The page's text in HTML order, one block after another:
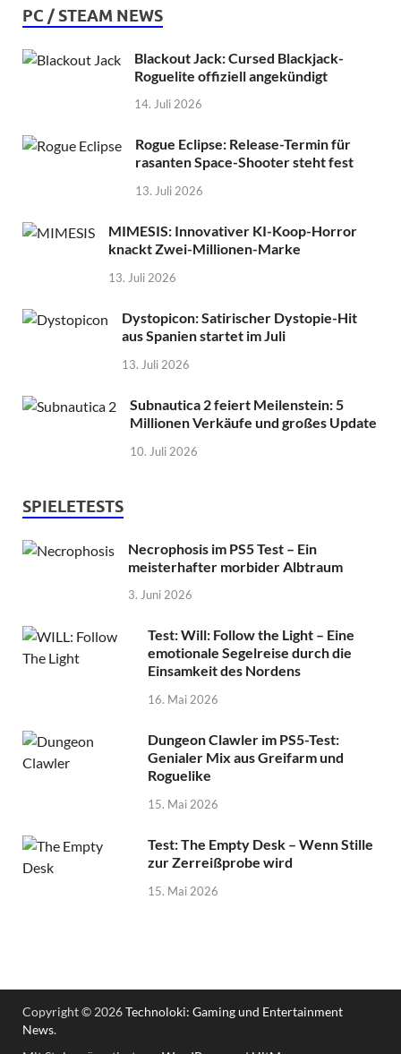
PC / STEAM NEWS
Blackout Jack: Cursed Blackjack-
Roguelite offiziell angekündigt
14. Juli 2026
Rogue Eclipse: Release-Termin für
rasanten Space-Shooter steht fest
13. Juli 2026
MIMESIS: Innovativer KI-Koop-Horror
knackt Zwei-Millionen-Marke
13. Juli 2026
Dystopicon: Satirischer Dystopie-Hit
aus Spanien startet im Juli
13. Juli 2026
Subnautica 2 feiert Meilenstein: 5
Millionen Verkäufe und großes Update
10. Juli 2026
SPIELETESTS
Necrophosis im PS5 Test – Ein
meisterhafter morbider Albtraum
3. Juni 2026
Test: Will: Follow the Light – Eine
emotionale Segelreise durch die
Einsamkeit des Nordens
16. Mai 2026
Dungeon Clawler im PS5-Test:
Genialer Mix aus Greifarm und
Roguelike
15. Mai 2026
Test: The Empty Desk – Wenn Stille
zur Zerreißprobe wird
15. Mai 2026
Copyright © 2026Technoloki: Gaming und Entertainment
News.